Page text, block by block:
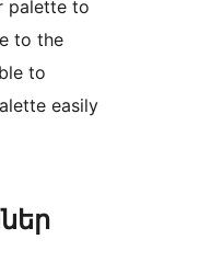
palette to
to the
to
easily